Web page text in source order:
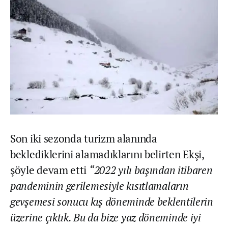
Son iki sezonda turizm alanında
beklediklerini alamadıklarını belirten Ekşi,
şöyle devam etti “2022 yılı başından itibaren
pandeminin gerilemesiyle kısıtlamaların
gevşemesi sonucu kış döneminde beklentilerin
üzerine çıktık. Bu da bize yaz döneminde iyi